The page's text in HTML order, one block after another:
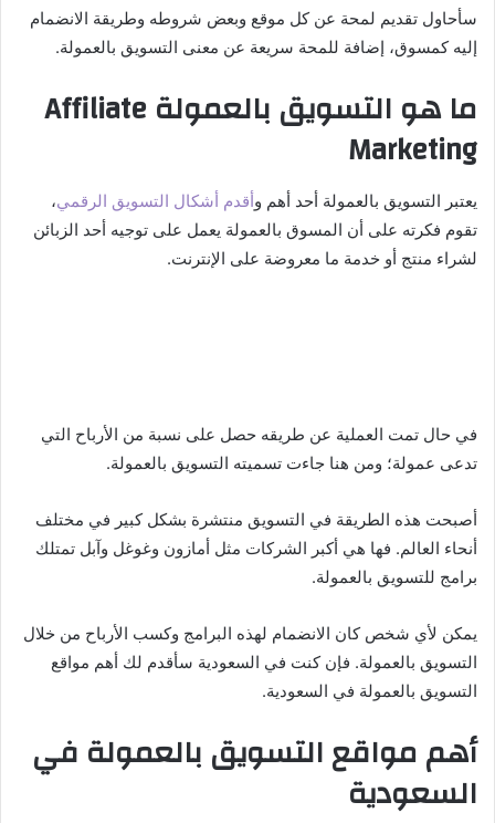
سأحاول تقديم لمحة عن كل موقع وبعض شروطه وطريقة الانضمام
إليه كمسوق، إضافة للمحة سريعة عن معنى التسويق بالعمولة.
ما هو التسويق بالعمولة Affiliate
Marketing
يعتبر التسويق بالعمولة أحد أهم وأقدم أشكال التسويق الرقمي،
تقوم فكرته على أن المسوق بالعمولة يعمل على توجيه أحد الزبائن
لشراء منتج أو خدمة ما معروضة على الإنترنت.
في حال تمت العملية عن طريقه حصل على نسبة من الأرباح التي
تدعى عمولة؛ ومن هنا جاءت تسميته التسويق بالعمولة.
أصبحت هذه الطريقة في التسويق منتشرة بشكل كبير في مختلف
أنحاء العالم. فها هي أكبر الشركات مثل أمازون وغوغل وآبل تمتلك
برامج للتسويق بالعمولة.
يمكن لأي شخص كان الانضمام لهذه البرامج وكسب الأرباح من خلال
التسويق بالعمولة. فإن كنت في السعودية سأقدم لك أهم مواقع
التسويق بالعمولة في السعودية.
أهم مواقع التسويق بالعمولة في
السعودية